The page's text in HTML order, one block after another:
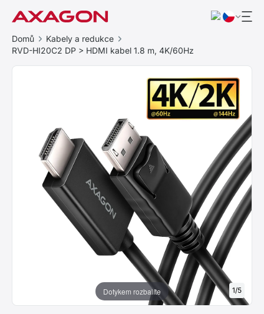
Domů
Kabely a redukce
RVD-HI20C2 DP > HDMI kabel 1.8 m, 4K/60Hz
Dotykem rozbalíte 1/5